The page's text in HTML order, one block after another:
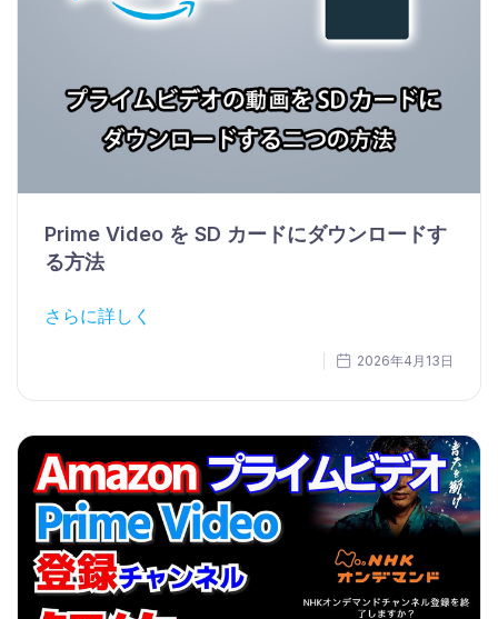
Prime Video を SD カードにダウンロードす
る方法
さらに詳しく
2026年4月13日